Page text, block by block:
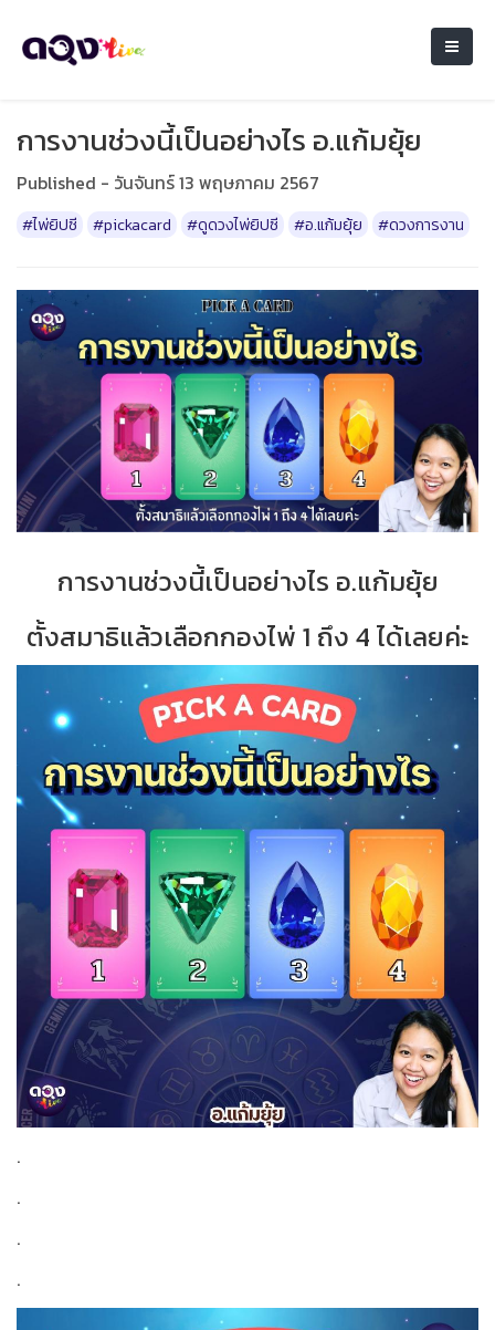
การงานช่วงนี้เป็นอย่างไร อ.แก้มยุ้ย
Published - วันจันทร์ 13 พฤษภาคม 2567
#ไพ่ยิปซี #pickacard #ดูดวงไพ่ยิปซี #อ.แก้มยุ้ย #ดวงการงาน
การงานช่วงนี้เป็นอย่างไร อ.แก้มยุ้ย
ตั้งสมาธิแล้วเลือกกองไพ่ 1 ถึง 4 ได้เลยค่ะ
.
.
.
.